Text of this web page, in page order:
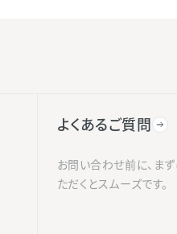
よくあるご質問
お問い合わせ前に、ま
ただくとスムーズです。